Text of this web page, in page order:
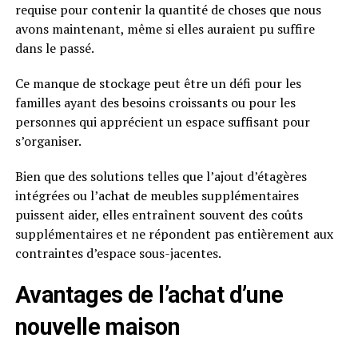
requise pour contenir la quantité de choses que nous
avons maintenant, même si elles auraient pu suffire
dans le passé.
Ce manque de stockage peut être un défi pour les
familles ayant des besoins croissants ou pour les
personnes qui apprécient un espace suffisant pour
s’organiser.
Bien que des solutions telles que l’ajout d’étagères
intégrées ou l’achat de meubles supplémentaires
puissent aider, elles entraînent souvent des coûts
supplémentaires et ne répondent pas entièrement aux
contraintes d’espace sous-jacentes.
Avantages de l’achat d’une
nouvelle maison